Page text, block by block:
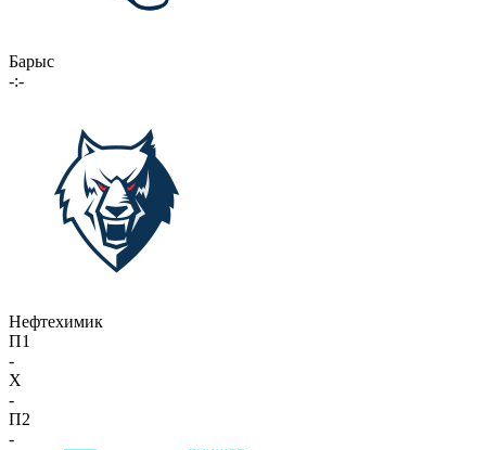
Барыс
-:-
Нефтехимик
П1
-
X
-
П2
-